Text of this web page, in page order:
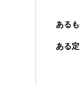
ある
ある